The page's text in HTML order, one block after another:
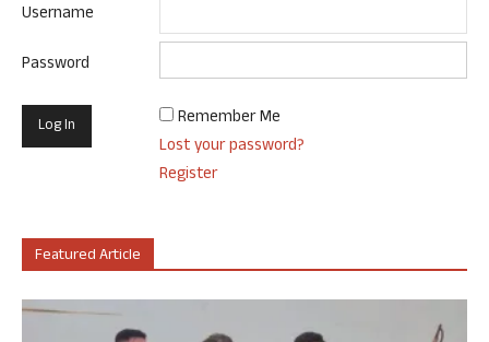
Username
Password
Remember Me
Lost your password?
Register
Featured Article